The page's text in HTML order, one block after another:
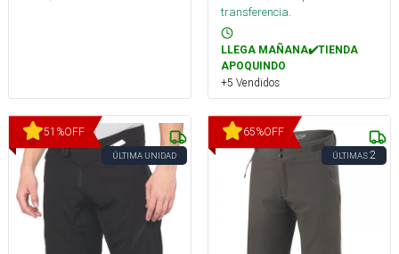
transferencia.
LLEGA MAÑANA✔️TIENDA
APOQUINDO
+5 Vendidos
51 %OFF
ÚLTIMA UNIDAD
65%OFF
ÚLTIMAS2